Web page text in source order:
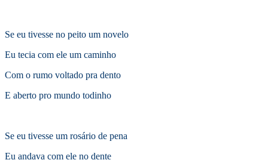
Se eu tivesse no peito um novelo
Eu tecia com ele um caminho
Com o rumo voltado pra dento
E aberto pro mundo todinho
Se eu tivesse um rosário de pena
Eu andava com ele no dente